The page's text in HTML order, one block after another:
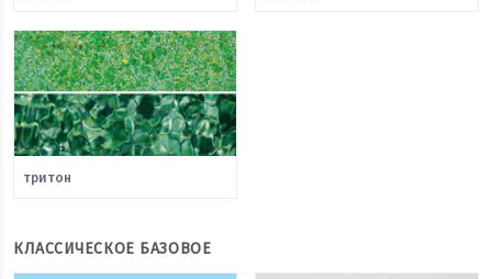
тритон
КЛАССИЧЕСКОЕ БАЗОВОЕ